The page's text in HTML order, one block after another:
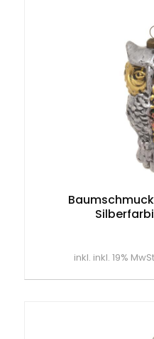
inkl. inkl. 19%